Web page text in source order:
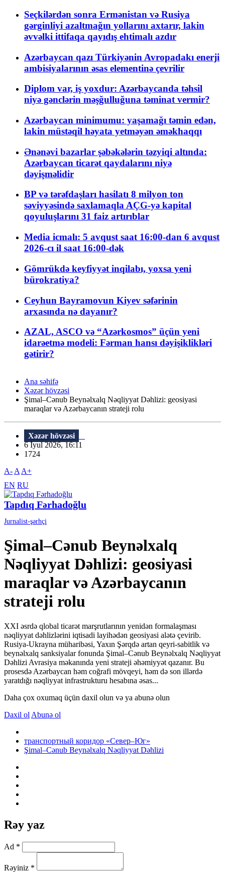
Seçkilərdən sonra Ermənistan və Rusiya
gərginliyi azaltmağın yollarını axtarır, lakin
əvvəlki ittifaqa qayıdış ehtimalı azdır
Azərbaycan qazı Türkiyənin Avropadakı enerji
ambisiyalarının əsas elementinə çevrilir
Diplom var, iş yoxdur: Azərbaycanda təhsil
niyə gənclərin məşğulluğuna təminat vermir?
Azərbaycan minimumu: yaşamağı təmin edən,
lakin müstəqil həyata yetməyən əməkhaqqı
Ənənəvi bazarlar şəbəkələrin təzyiqi altında:
Azərbaycan ticarət qaydalarını niyə
dəyişməlidir
BP və tərəfdaşları hasilatı 8 milyon ton
səviyyəsində saxlamaqla AÇG-yə kapital
qoyuluşlarını 31 faiz artırıblar
Media icmalı: 5 avqust saat 16:00-dan 6 avqust
2026-cı il saat 16:00-dək
Gömrükdə keyfiyyət inqilabı, yoxsa yeni
bürokratiya?
Ceyhun Bayramovun Kiyev səfərinin
arxasında nə dayanır?
AZAL, ASCO və “Azərkosmos” üçün yeni
idarəetmə modeli: Fərman hansı dəyişiklikləri
gətirir?
Ana səhifə
Xəzər hövzəsi
Şimal–Cənub Beynəlxalq Nəqliyyat Dəhlizi: geosiyasi
maraqlar və Azərbaycanın strateji rolu
Xəzər hövzəsi
6 İyul 2026, 16:11
1724
A- A A+
EN RU
Tapdıq Fərhadoğlu
Jurnalist-şərhçi
Şimal–Cənub Beynəlxalq
Nəqliyyat Dəhlizi: geosiyasi
maraqlar və Azərbaycanın
strateji rolu
XXI əsrdə qlobal ticarət marşrutlarının yenidən formalaşması
nəqliyyat dəhlizlərini iqtisadi layihədən geosiyasi alətə çevirib.
Rusiya-Ukrayna müharibəsi, Yaxın Şərqdə artan qeyri-sabitlik və
beynəlxalq sanksiyalar fonunda Şimal–Cənub Beynəlxalq Nəqliyyat
Dəhlizi Avrasiya məkanında yeni strateji əhəmiyyət qazanır. Bu
prosesdə Azərbaycan həm coğrafi mövqeyi, həm də son illərdə
yaratdığı nəqliyyat infrastrukturu hesabına əsas...
Daha çox oxumaq üçün daxil olun və ya abunə olun
Daxil ol Abunə ol
транспортный коридор «Север–Юг»
Şimal–Cənub Beynəlxalq Nəqliyyat Dəhlizi
Rəy yaz
Ad *
Rəyiniz *